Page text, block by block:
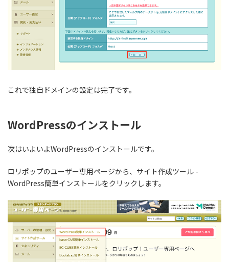
これで独自ドメインの設定は完了です。
WordPressのインストール
次はいよいよWordPressのインストールです。
ロリポップのユーザー専用ページから、サイト作成ツール -
WordPress簡単インストールをクリックします。